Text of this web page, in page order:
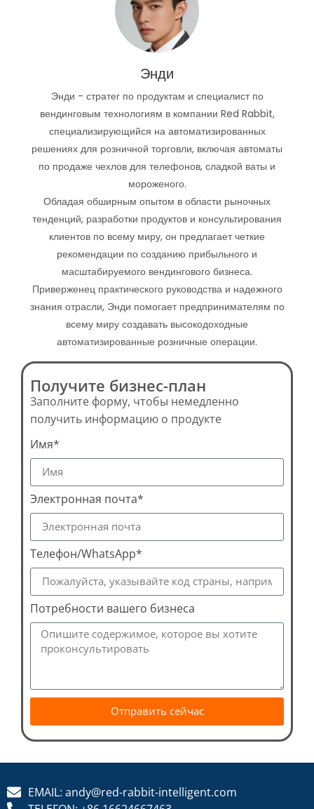
Энди
Энди - стратег по продуктам и специалист по
вендинговым технологиям в компании Red Rabbit,
специализирующийся на автоматизированных
решениях для розничной торговли, включая автоматы
по продаже чехлов для телефонов, сладкой ваты и
мороженого.
Обладая обширным опытом в области рыночных
тенденций, разработки продуктов и консультирования
клиентов по всему миру, он предлагает четкие
рекомендации по созданию прибыльного и
масштабируемого вендингового бизнеса.
Приверженец практического руководства и надежного
знания отрасли, Энди помогает предпринимателям по
всему миру создавать высокодоходные
автоматизированные розничные операции.
Получите бизнес-план
Заполните форму, чтобы немедленно
получить информацию о продукте
Имя*
Электронная почта*
Телефон/WhatsApp*
Потребности вашего бизнеса
Отправить сейчас
EMAIL: andy@red-rabbit-intelligent.com